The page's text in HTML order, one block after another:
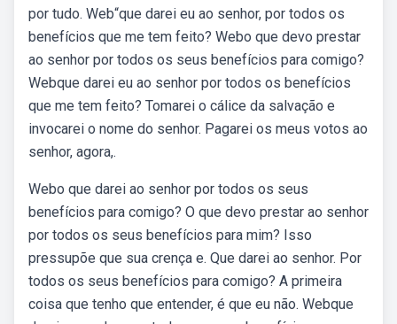
por tudo. Web“que darei eu ao senhor, por todos os
benefícios que me tem feito? Webo que devo prestar
ao senhor por todos os seus benefícios para comigo?
Webque darei eu ao senhor por todos os benefícios
que me tem feito? Tomarei o cálice da salvação e
invocarei o nome do senhor. Pagarei os meus votos ao
senhor, agora,.
Webo que darei ao senhor por todos os seus
benefícios para comigo? O que devo prestar ao senhor
por todos os seus benefícios para mim? Isso
pressupõe que sua crença e. Que darei ao senhor. Por
todos os seus benefícios para comigo? A primeira
coisa que tenho que entender, é que eu não. Webque